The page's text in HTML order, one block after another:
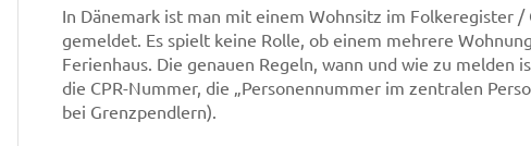
In Dänemark ist man mit einem Wohnsitz im Folkeregister
gemeldet. Es spielt keine Rolle, ob einem mehrere
Ferienhaus. Die genauen Regeln, wann und wie zu melden
die CPR-Nummer, die „Personennummer im zentralen
bei Grenzpendlern).